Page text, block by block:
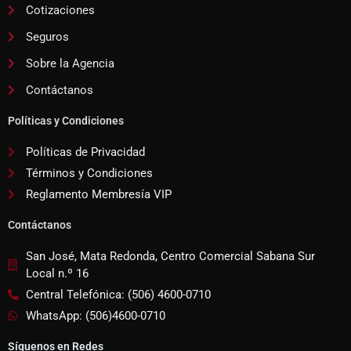
Cotizaciones
Seguros
Sobre la Agencia
Contáctanos
Políticas y Condiciones
Políticas de Privacidad
Términos y Condiciones
Reglamento Membresía VIP
Contáctanos
San José, Mata Redonda, Centro Comercial Sabana Sur
Local n.º 16
Central Telefónica: (506) 4600-0710
WhatsApp: (506)4600-0710
Síguenos en Redes